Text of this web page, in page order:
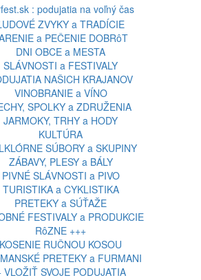
ZVYKY a TRADÍCIE
a PEČENIE DOBRôT
DNI OBCE a MESTA
SLÁVNOSTI a FESTIVALY
NAŠICH KRAJANOV
VINOBRANIE a VÍNO
SPOLKY a ZDRUŽENIA
JARMOKY, TRHY a HODY
KULTÚRA
SÚBORY a SKUPINY
ZÁBAVY, PLESY a BÁLY
PIVNÉ SLÁVNOSTI a PIVO
TURISTIKA a CYKLISTIKA
PRETEKY a SÚŤAŽE
FESTIVALY a PRODUKCIE
RôZNE +++
KOSENIE RUČNOU KOSOU
PRETEKY a FURMANI
VLOŽIŤ SVOJE PODUJATIA